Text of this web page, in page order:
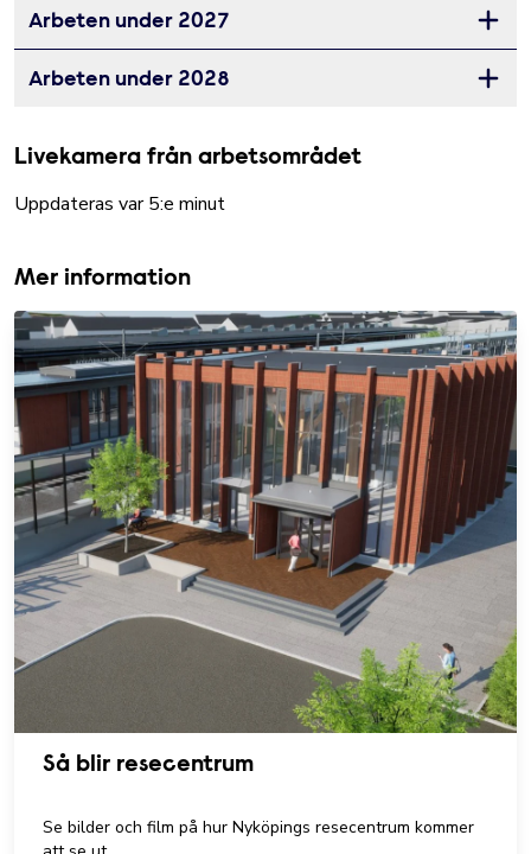
Arbeten under 2027
Arbeten under 2028
Livekamera från arbetsområdet
Uppdateras var 5:e minut
Mer information
Så blir resecentrum
Se bilder och film på hur Nyköpings resecentrum kommer